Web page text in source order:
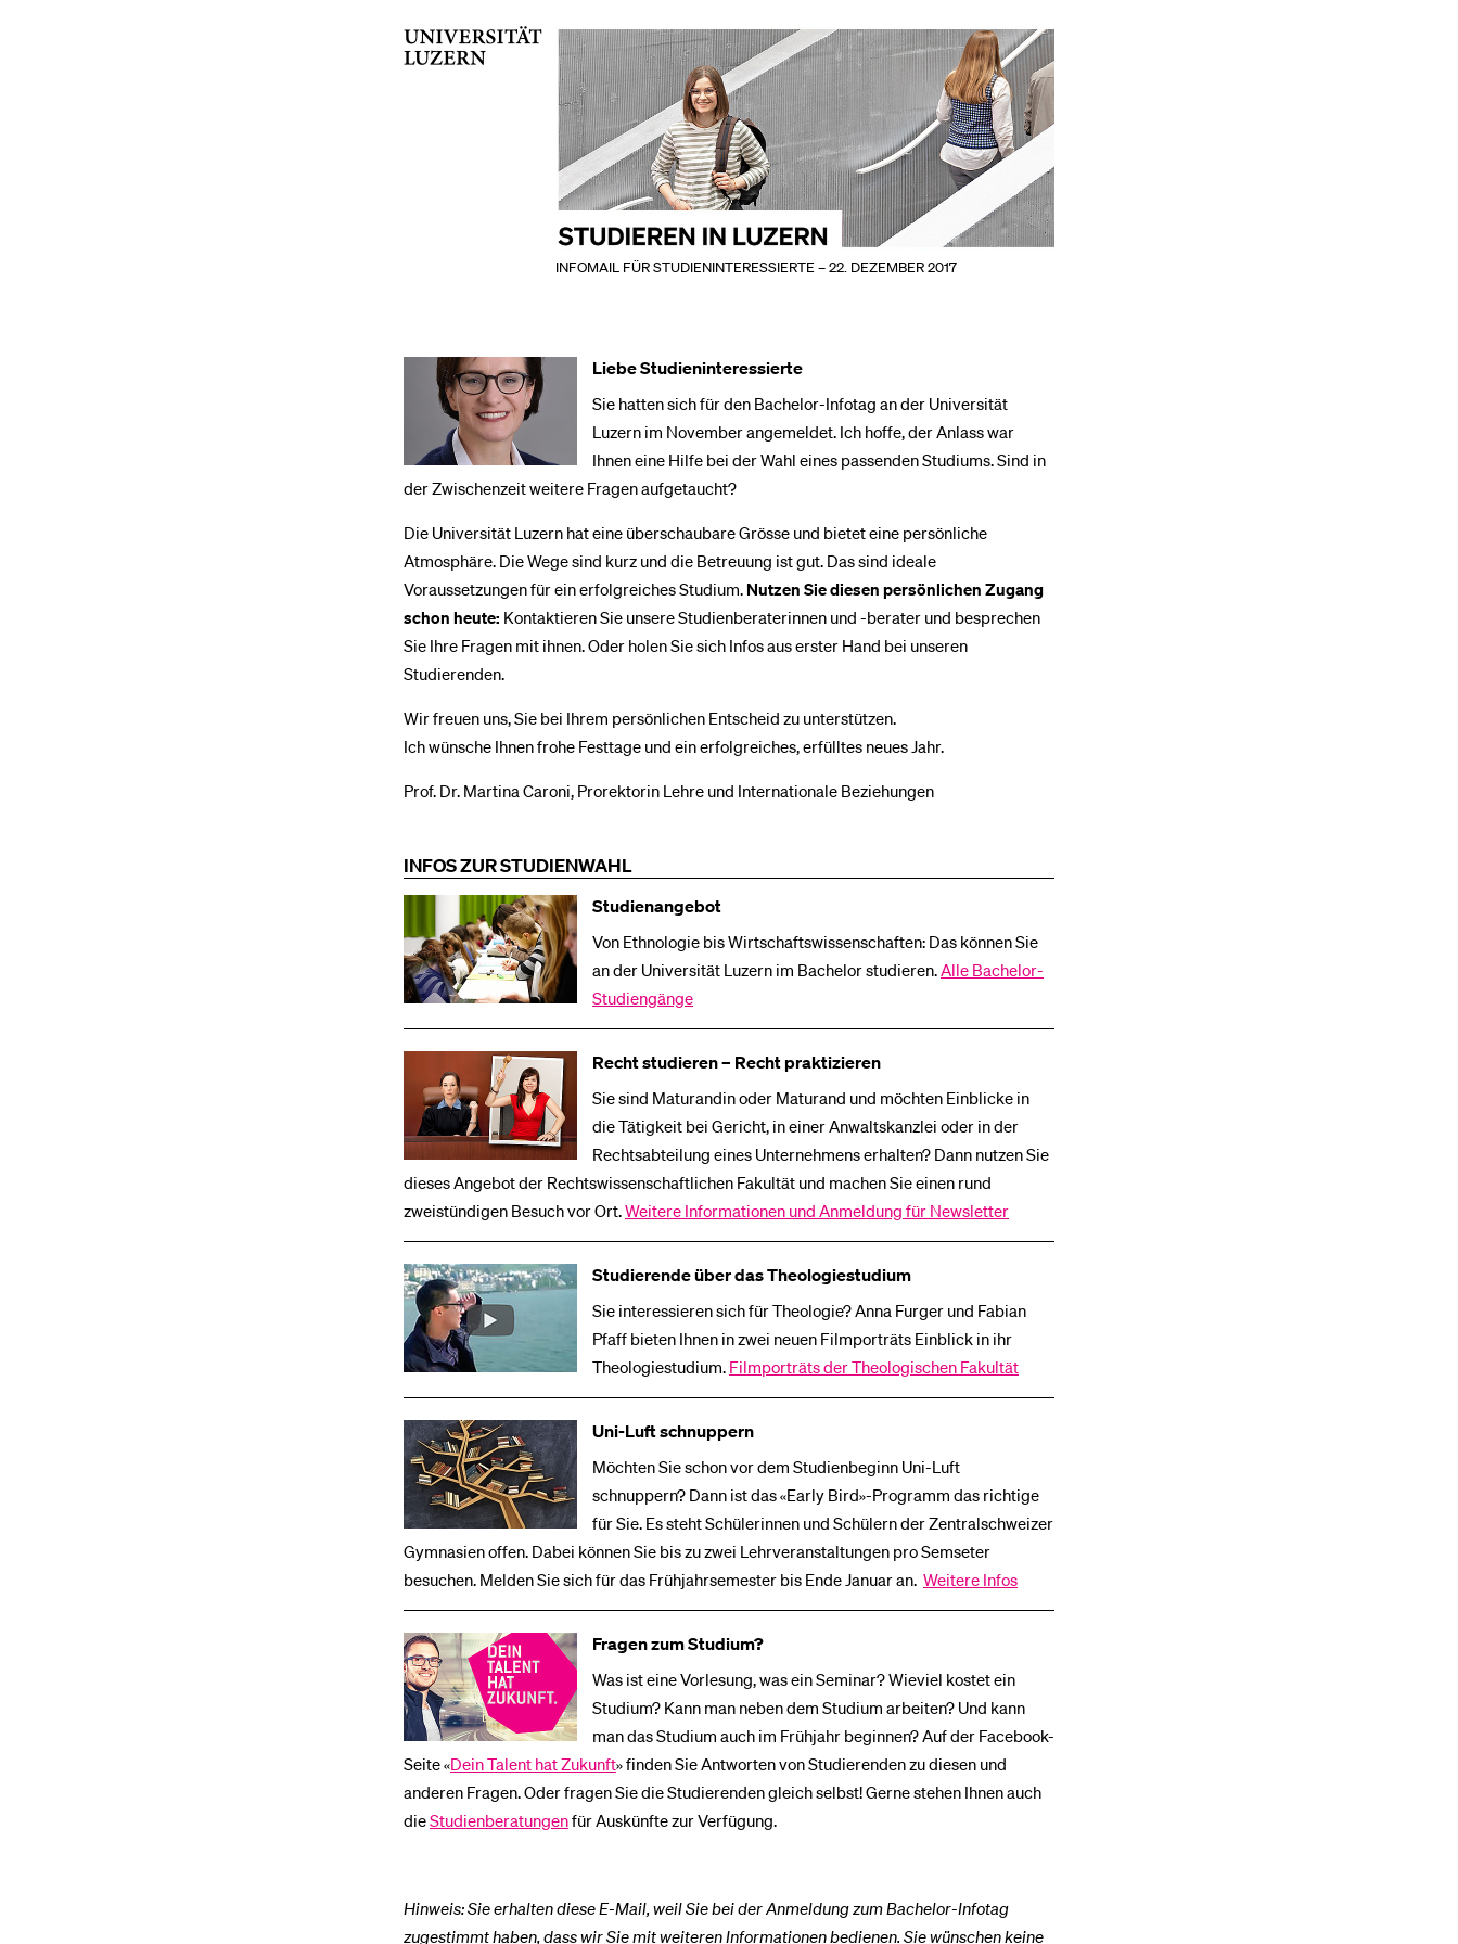
INFOMAIL FÜR STUDIENINTERESSIERTE – 22. DEZEMBER 2017
Liebe Studieninteressierte
Sie hatten sich für den Bachelor-Infotag an der Universität
Luzern im November angemeldet. Ich hoffe, der Anlass war
Ihnen eine Hilfe bei der Wahl eines passenden Studiums. Sind in
der Zwischenzeit weitere Fragen aufgetaucht?
Die Universität Luzern hat eine überschaubare Grösse und bietet eine persönliche
Atmosphäre. Die Wege sind kurz und die Betreuung ist gut. Das sind ideale
Voraussetzungen für ein erfolgreiches Studium. Nutzen Sie diesen persönlichen Zugang
schon heute: Kontaktieren Sie unsere Studienberaterinnen und -berater und besprechen
Sie Ihre Fragen mit ihnen. Oder holen Sie sich Infos aus erster Hand bei unseren
Studierenden.
Wir freuen uns, Sie bei Ihrem persönlichen Entscheid zu unterstützen.
Ich wünsche Ihnen frohe Festtage und ein erfolgreiches, erfülltes neues Jahr.
Prof. Dr. Martina Caroni, Prorektorin Lehre und Internationale Beziehungen
INFOS ZUR STUDIENWAHL
Studienangebot
Von Ethnologie bis Wirtschaftswissenschaften: Das können Sie
an der Universität Luzern im Bachelor studieren.Alle Bachelor-
Studiengänge
Recht studieren – Recht praktizieren
Sie sind Maturandin oder Maturand und möchten Einblicke in
die Tätigkeit bei Gericht, in einer Anwaltskanzlei oder in der
Rechtsabteilung eines Unternehmens erhalten? Dann nutzen Sie
dieses Angebot der Rechtswissenschaftlichen Fakultät und machen Sie einen rund
zweistündigen Besuch vor Ort.Weitere Informationen und Anmeldung für Newsletter
Studierende über das Theologiestudium
Sie interessieren sich für Theologie? Anna Furger und Fabian
Pfaff bieten Ihnen in zwei neuen Filmporträts Einblick in ihr
Theologiestudium. Filmporträts der Theologischen Fakultät
Uni-Luft schnuppern
Möchten Sie schon vor dem Studienbeginn Uni-Luft
schnuppern? Dann ist das «Early Bird»-Programm das richtige
für Sie. Es steht Schülerinnen und Schülern der Zentralschweizer
Gymnasien offen. Dabei können Sie bis zu zwei Lehrveranstaltungen pro Semseter
besuchen. Melden Sie sich für das Frühjahrsemester bis Ende Januar an. Weitere Infos
Fragen zum Studium?
Was ist eine Vorlesung, was ein Seminar? Wieviel kostet ein
Studium? Kann man neben dem Studium arbeiten? Und kann
man das Studium auch im Frühjahr beginnen? Auf der Facebook-
Seite «Dein Talent hat Zukunft» finden Sie Antworten von Studierenden zu diesen und
anderen Fragen. Oder fragen Sie die Studierenden gleich selbst! Gerne stehen Ihnen auch
dieStudienberatungenfür Auskünfte zur Verfügung.
Hinweis: Sie erhalten diese E-Mail, weil Sie bei der Anmeldung zum Bachelor-Infotag
zugestimmt haben, dass wir Sie mit weiteren Informationen bedienen. Sie wünschen keine